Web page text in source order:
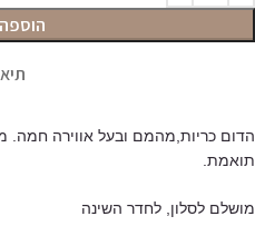
הדום כריות,מהמם ובעל אווירה חמה.
תואמת.
מושלם לסלון, לחדר השינה